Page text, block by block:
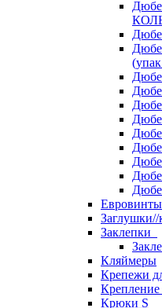
Евровинты
Заклепки
Кляймеры
Крепежи
Крепление
Крюки S